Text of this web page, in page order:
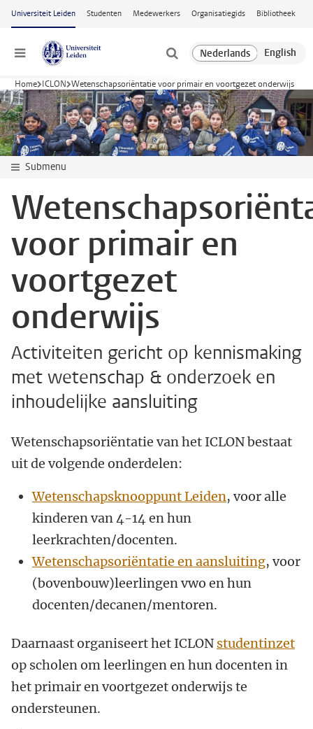
Ga naar hoofdinhoud
Universiteit Leiden Studenten Medewerkers Organisatiegids Bibliotheek
Menu
Home ICLON Wetenschapsoriëntatie voor primair en voortgezet onderwijs
Submenu
voor primair en
voortgezet
onderwijs
Activiteiten gericht op kennismaking
met wetenschap & onderzoek en
inhoudelijke aansluiting
Wetenschapsoriëntatie van het ICLON bestaat
uit de volgende onderdelen:
Wetenschapsknooppunt Leiden, voor alle
kinderen van 4-14 en hun
leerkrachten/docenten.
Wetenschapsoriëntatie en aansluiting, voor
(bovenbouw)leerlingen vwo en hun
docenten/decanen/mentoren.
Daarnaast organiseert het ICLON studentinzet
op scholen om leerlingen en hun docenten in
het primair en voortgezet onderwijs te
ondersteunen.